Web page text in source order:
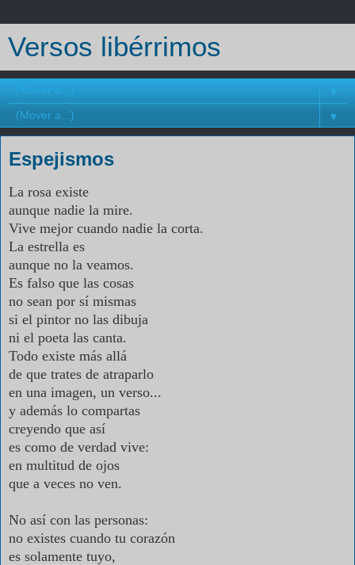
Versos libérrimos
▼
▼
Espejismos
La rosa existe
aunque nadie la mire.
Vive mejor cuando nadie la corta.
La estrella es
aunque no la veamos.
Es falso que las cosas
no sean por sí mismas
si el pintor no las dibuja
ni el poeta las canta.
Todo existe más allá
de que trates de atraparlo
en una imagen, un verso...
y además lo compartas
creyendo que así
es como de verdad vive:
en multitud de ojos
que a veces no ven.
No así con las personas:
no existes cuando tu corazón
es solamente tuyo,